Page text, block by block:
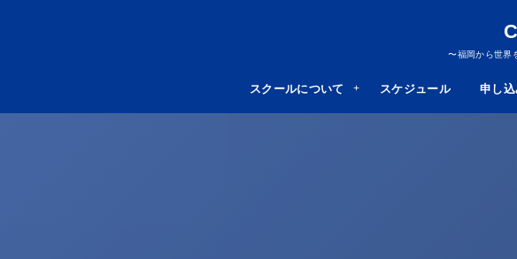
〜福岡から世界
スクールについて スケジュール 申し